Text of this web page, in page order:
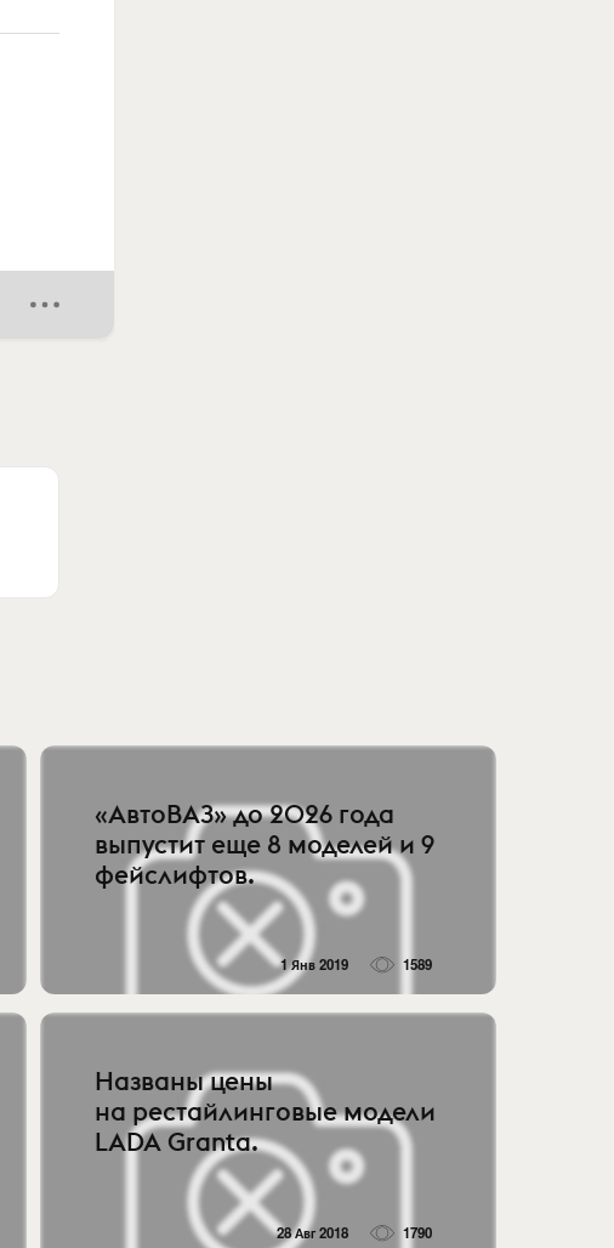
«АвтоВАЗ» до 2026 года
выпустит еще 8 моделей и 9
фейслифтов.
1 Янв 2019 1589
Названы цены
на рестайлинговые модели
LADA Granta.
28 Авг 2018 1790